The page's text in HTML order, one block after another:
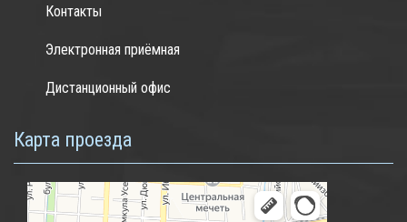
Контакты
Электронная приёмная
Дистанционный офис
Карта проезда